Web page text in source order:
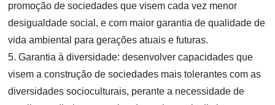
promoção de sociedades que visem cada vez menor
desigualdade social, e com maior garantia de qualidade de
vida ambiental para gerações atuais e futuras.
5. Garantia à diversidade: desenvolver capacidades que
visem a construção de sociedades mais tolerantes com as
diversidades socioculturais, perante a necessidade de